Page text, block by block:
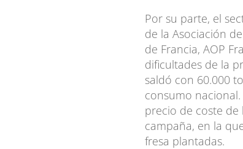
Por su parte, el
de la Asociación
de Francia, AOP
dificultades de la
saldó con 60.000
consumo
precio de coste de
campaña, en la
fresa plantadas.